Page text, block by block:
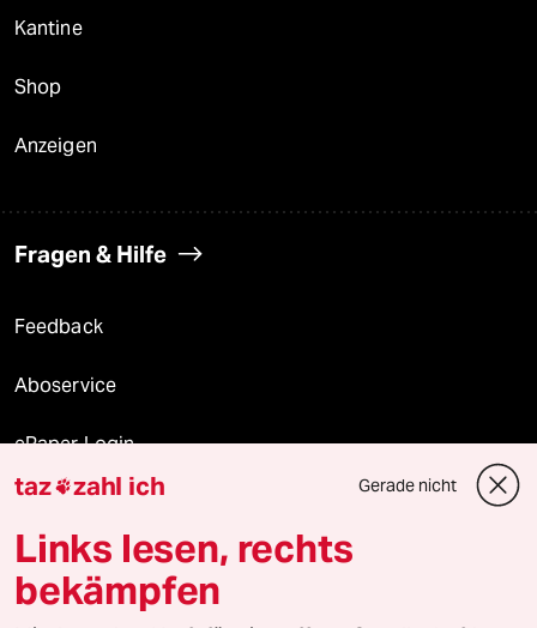
Kantine
Shop
Anzeigen
Fragen & Hilfe
Feedback
Aboservice
ePaper Login
Downloads für Abonnierende
© 2026 taz Verlags und Vertriebs GmbH
taz zahl ich Gerade nicht
Links lesen, rechts
bekämpfen